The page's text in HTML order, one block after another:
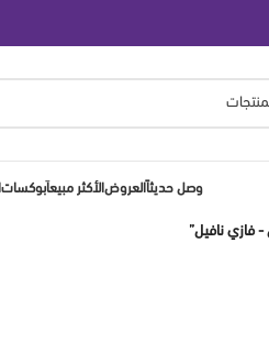
وصل حديثاً العروض الأكثر مبيعاَبوكسات